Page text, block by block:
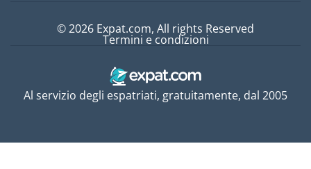
Al servizio degli espatriati, gratuitamente, dal 2005
© 2026 Expat.com, All rights Reserved
Termini e condizioni